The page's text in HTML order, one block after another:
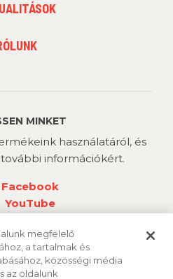
MINKET
használatáról, és
információkért.
Facebook
YouTube
megfelelő
a tartalmak és
közösségi média
az oldalunk